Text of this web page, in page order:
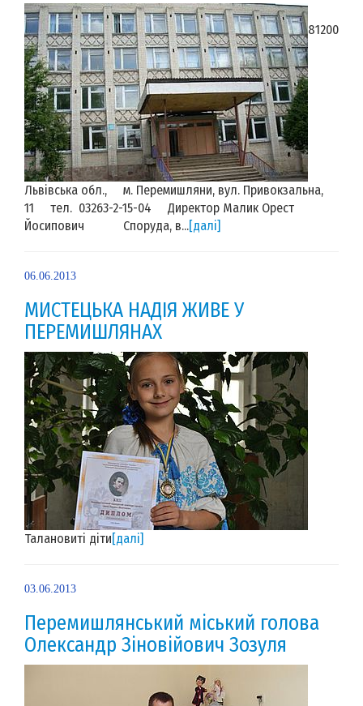
81200
Львівська обл., м. Перемишляни, вул. Привокзальна,
11 тел. 03263-2-15-04 Директор Малик Орест
Йосипович Споруда, в...[далі]
06.06.2013
МИСТЕЦЬКА НАДІЯ ЖИВЕ У
ПЕРЕМИШЛЯНАХ
Талановиті діти[далі]
03.06.2013
Перемишлянський міський голова
Олександр Зіновійович Зозуля